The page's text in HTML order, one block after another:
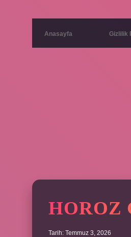
Anasayfa Gizlilik
HOROZ
Tarih: Temmuz 3, 2026